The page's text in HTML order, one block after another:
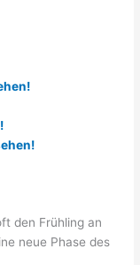
den Frühling an
neue Phase des